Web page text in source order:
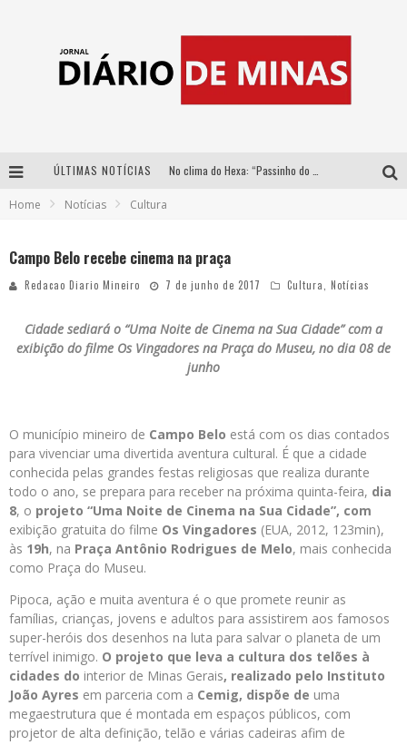
ÚLTIMAS NOTÍCIAS
Home Notícias Cultura
Campo Belo recebe cinema na praça
Redacao Diario Mineiro 7 de junho de 2017 Cultura Notícias
Cidade sediará o “Uma Noite de Cinema na Sua Cidade” com a
exibição do filme Os Vingadores na Praça do Museu, no dia 08 de
junho
O município mineiro de Campo Belo está com os dias contados
para vivenciar uma divertida aventura cultural. É que a cidade
conhecida pelas grandes festas religiosas que realiza durante
todo o ano, se prepara para receber na próxima quinta-feira, dia
8, o projeto “Uma Noite de Cinema na Sua Cidade”, com
exibição gratuita do filme Os Vingadores (EUA, 2012, 123min),
às 19h, na Praça Antônio Rodrigues de Melo, mais conhecida
como Praça do Museu.
Pipoca, ação e muita aventura é o que promete reunir as
famílias, crianças, jovens e adultos para assistirem aos famosos
super-heróis dos desenhos na luta para salvar o planeta de um
terrível inimigo. O projeto que leva a cultura dos telões à
cidades do interior de Minas Gerais, realizado pelo Instituto
João Ayres em parceria com a Cemig, dispõe de uma
megaestrutura que é montada em espaços públicos, com
projetor de alta definição, telão e várias cadeiras afim de